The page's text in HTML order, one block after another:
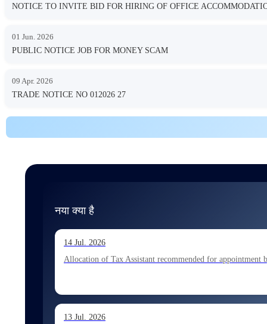
NOTICE TO INVITE BID FOR HIRING OF OFFICE
01 Jun. 2026
PUBLIC NOTICE JOB FOR MONEY SCAM
09 Apr. 2026
TRADE NOTICE NO 012026 27
नया क्या है
14 Jul. 2026
Allocation of Tax Assistant recommended for appointment
13 Jul. 2026